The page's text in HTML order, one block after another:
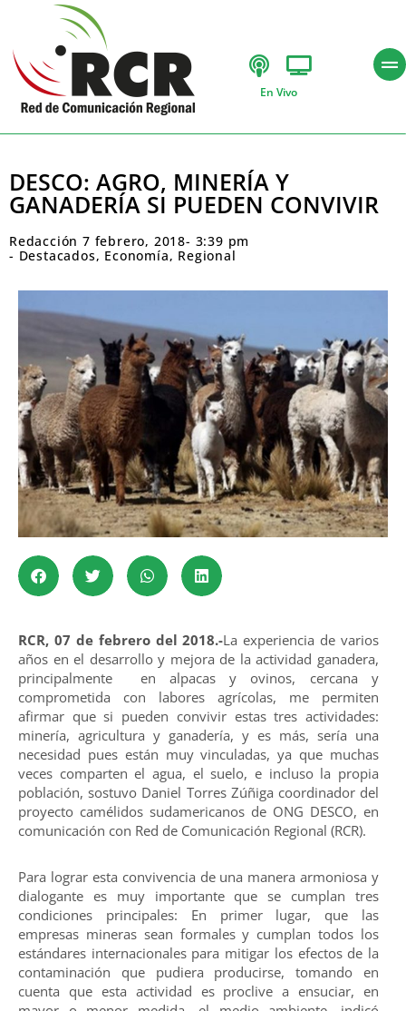
En Vivo
DESCO: AGRO, MINERÍA Y
GANADERÍA SI PUEDEN CONVIVIR
Redacción 7 febrero, 2018- 3:39 pm
- Destacados, Economía, Regional
RCR, 07 de febrero del 2018.-La experiencia de varios
años en el desarrollo y mejora de la actividad ganadera,
principalmente en alpacas y ovinos, cercana y
comprometida con labores agrícolas, me permiten
afirmar que si pueden convivir estas tres actividades:
minería, agricultura y ganadería, y es más, sería una
necesidad pues están muy vinculadas, ya que muchas
veces comparten el agua, el suelo, e incluso la propia
población, sostuvo Daniel Torres Zúñiga coordinador del
proyecto camélidos sudamericanos de ONG DESCO, en
comunicación con Red de Comunicación Regional (RCR).
Para lograr esta convivencia de una manera armoniosa y
dialogante es muy importante que se cumplan tres
condiciones principales: En primer lugar, que las
empresas mineras sean formales y cumplan todos los
estándares internacionales para mitigar los efectos de la
contaminación que pudiera producirse, tomando en
cuenta que esta actividad es proclive a ensuciar, en